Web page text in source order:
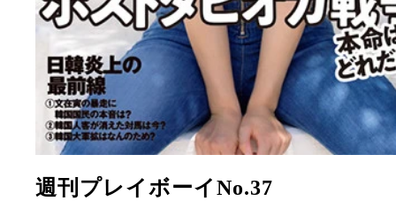
週刊プレイボーイNo.37